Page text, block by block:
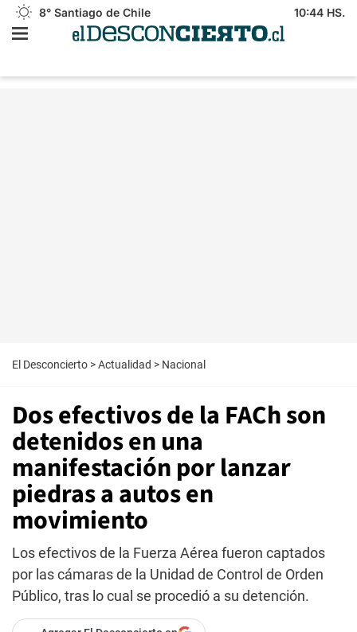
8° Santiago de Chile 10:44 HS.
El Desconcierto >Actualidad > Nacional
Dos efectivos de la FACh son
detenidos en una
manifestación por lanzar
piedras a autos en
movimiento
Los efectivos de la Fuerza Aérea fueron captados
por las cámaras de la Unidad de Control de Orden
Público, tras lo cual se procedió a su detención.